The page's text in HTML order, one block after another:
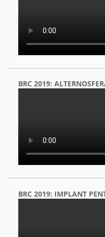
BRC 2019:
BRC 2019: IMPLANT